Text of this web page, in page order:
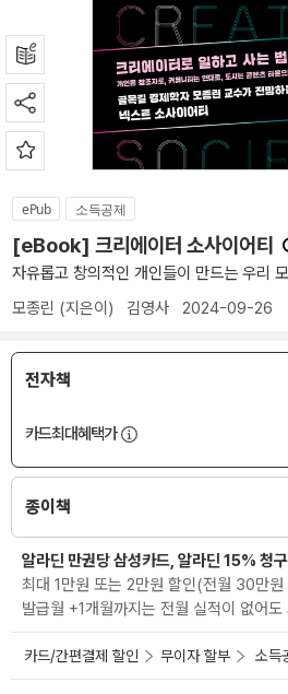
ePub 소득공제
[eBook] 크리에이터 소사이어티
자유롭고 창의적인 개인들이 만드는 우리
모종린 (지은이) 김영사 2024-09-26
전자책
카드최대혜택가
종이책
알라딘 만권당 삼성카드, 알라딘 15% 청
최대 1만원 또는 2만원 할인(전월 30만
발급월 +1개월까지는 전월 실적이 없어
카드/간편결제 할인 무이자 할부 소득